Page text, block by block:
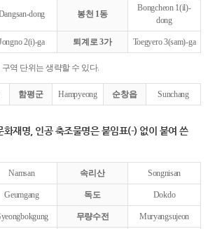
dong 봉천 1동
Bongcheon 1(il)-
dong
2(i)-ga 퇴계로 3가 Toegyero 3(sam)-ga
구역 단위는 생략할 수 있다.
함평군 Hampyeong 순창읍 Sunchang
화재명, 인공 축조물명은 붙임표(-) 없이 붙여 쓴
Namsan 속리산 Songnisan
Geumgang 독도 Dokdo
무량수전 Muryangsujeon